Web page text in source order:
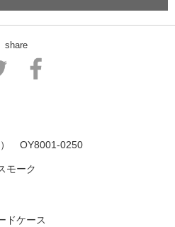
share
OY8001-0250
モーク
ケース